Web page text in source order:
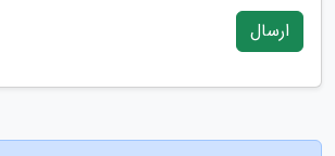
ارسال